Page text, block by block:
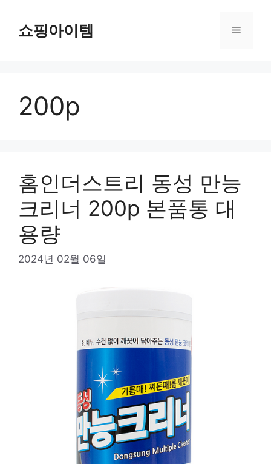
쇼핑아이템 메
200p
홈인더스트리 동성 만능
크리너 200p 본품통 대
용량
2024년 02월 06일